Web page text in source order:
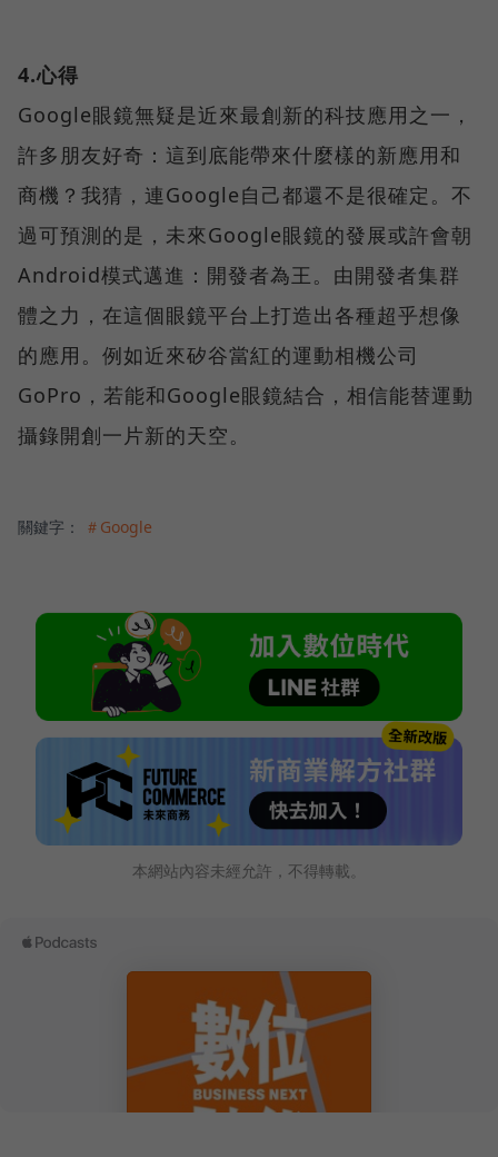
4.心得
Google眼鏡無疑是近來最創新的科技應用之一，
許多朋友好奇：這到底能帶來什麼樣的新應用和
商機？我猜，連Google自己都還不是很確定。不
過可預測的是，未來Google眼鏡的發展或許會朝
Android模式邁進：開發者為王。由開發者集群
體之力，在這個眼鏡平台上打造出各種超乎想像
的應用。例如近來矽谷當紅的運動相機公司
GoPro，若能和Google眼鏡結合，相信能替運動
攝錄開創一片新的天空。
關鍵字： ＃Google
本網站內容未經允許，不得轉載。